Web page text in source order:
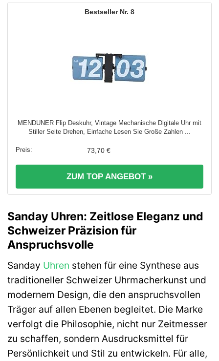
8
MENDUNER Flip Deskuhr, Vintage Mechanische Digitale Uhr mit
Stiller Seite Drehen, Einfache Lesen Sie Große Zahlen ...
73,70 €
ZUM TOP ANGEBOT »
Sanday Uhren: Zeitlose Eleganz und
Schweizer Präzision für
Anspruchsvolle
Sanday Uhren stehen für eine Synthese aus
traditioneller Schweizer Uhrmacherkunst und
modernem Design, die den anspruchsvollen
Träger auf allen Ebenen begleitet. Die Marke
verfolgt die Philosophie, nicht nur Zeitmesser
zu schaffen, sondern Ausdrucksmittel für
Persönlichkeit und Stil zu entwickeln. Für alle,